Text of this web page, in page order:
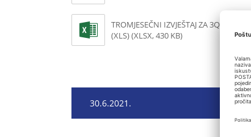
TROMJESEČNI IZVJEŠTAJ ZA 3Q 2021
(XLS) (XLSX, 430 KB)
30.6.2021.